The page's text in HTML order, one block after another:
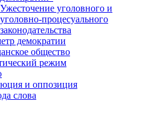
Ужесточение уголовного и
уголовно-процесуального
законодательства
демократии
общество
режим
и оппозиция
слова